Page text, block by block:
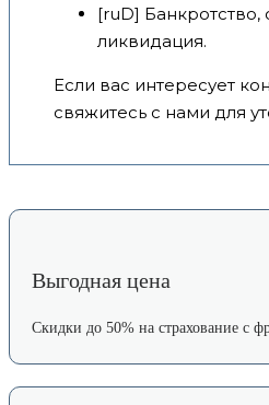
[ruD] Банкротство,
ликвидация.
Если вас интересует
свяжитесь с нами для
Выгодная цена
Скидки до 50% на страхование с